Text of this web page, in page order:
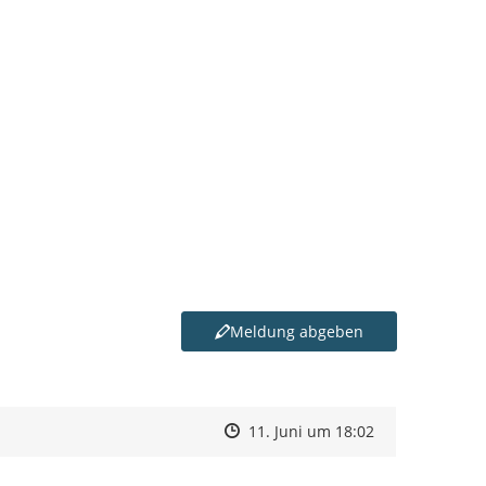
Meldung abgeben
Zeitpunkt des Erstellens
Zeitpunkt des Erstellens
11. Juni um 18:02Zur Äußerung